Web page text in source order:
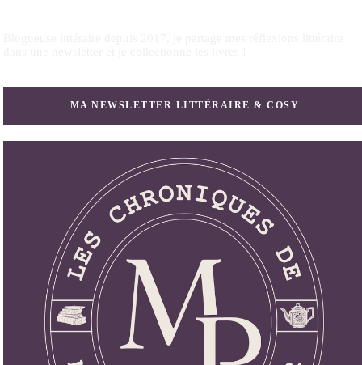
MA NEWSLETTER LITTÉRAIRE & COSY